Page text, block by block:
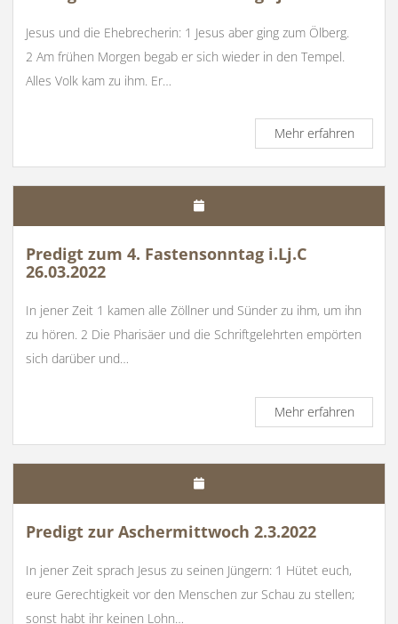
Jesus und die Ehebrecherin: 1 Jesus aber ging zum Ölberg.
2 Am frühen Morgen begab er sich wieder in den Tempel.
Alles Volk kam zu ihm. Er…
Mehr erfahrenPredigt
zum
5.
Predigt zum 4. Fastensonntag i.Lj.C
26.03.2022
In jener Zeit 1 kamen alle Zöllner und Sünder zu ihm, um ihn
zu hören. 2 Die Pharisäer und die Schriftgelehrten empörten
sich darüber und…
Mehr erfahrenPredigt
zum
4.
Predigt zur Aschermittwoch 2.3.2022
In jener Zeit sprach Jesus zu seinen Jüngern: 1 Hütet euch,
eure Gerechtigkeit vor den Menschen zur Schau zu stellen;
sonst habt ihr keinen Lohn…